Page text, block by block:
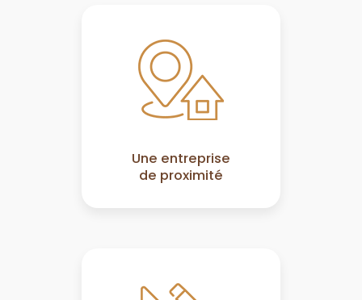
Une entreprise
de proximité